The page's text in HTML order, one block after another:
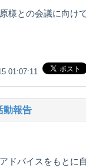
様との会議に向け
01:07:11
報告
ドバイスをもとに